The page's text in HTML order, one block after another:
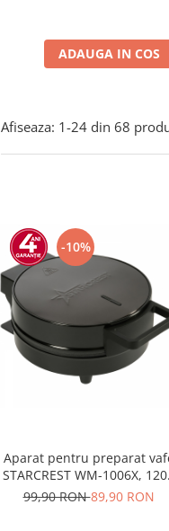
Carte retete, Gri/
ADAUGA IN COS
Afiseaza: 1-24 din 68
-10%
Aparat pentru preparat
STARCREST WM-1006X,
W, 5 vafe, Placi antiaderente,
99,90 RON89,90 RON